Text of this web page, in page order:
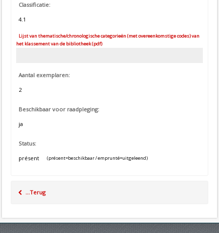
Classificatie:
4.1
Lijst van thematische/chronologische categorieën (met overeenkomstige codes) van
het klassement van de bibliotheek (pdf)
Aantal exemplaren:
2
Beschikbaar voor raadpleging:
ja
Status:
présent
(présent=beschikbaar / emprunté=uitgeleend)
...Terug